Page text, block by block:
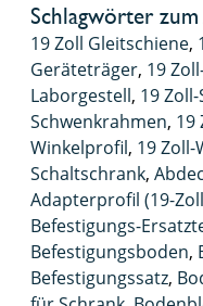
Schlagwörter
19 Zoll Gleitschiene,
Geräteträger, 19
Laborgestell, 19
Schwenkrahmen, 19
Winkelprofil, 19 Zoll-
Schaltschrank,
Adapterprofil (19-
Befestigungs-
Befestigungsboden,
Befestigungssatz,